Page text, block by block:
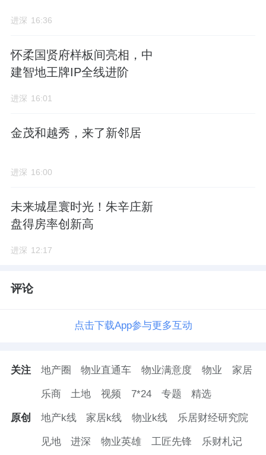
进深 16:36
怀柔国贤府样板间亮相，中
建智地王牌IP全线进阶
进深 16:01
金茂和越秀，来了新邻居
进深 16:00
未来城星寰时光！朱辛庄新
盘得房率创新高
进深 12:17
评论
点击下载App参与更多互动
关注 地产圈 物业直通车 物业满意度 物业 家居
乐商 土地 视频 7*24 专题 精选
原创 地产k线 家居k线 物业k线 乐居财经研究院
见地 进深 物业英雄 工匠先锋 乐财札记